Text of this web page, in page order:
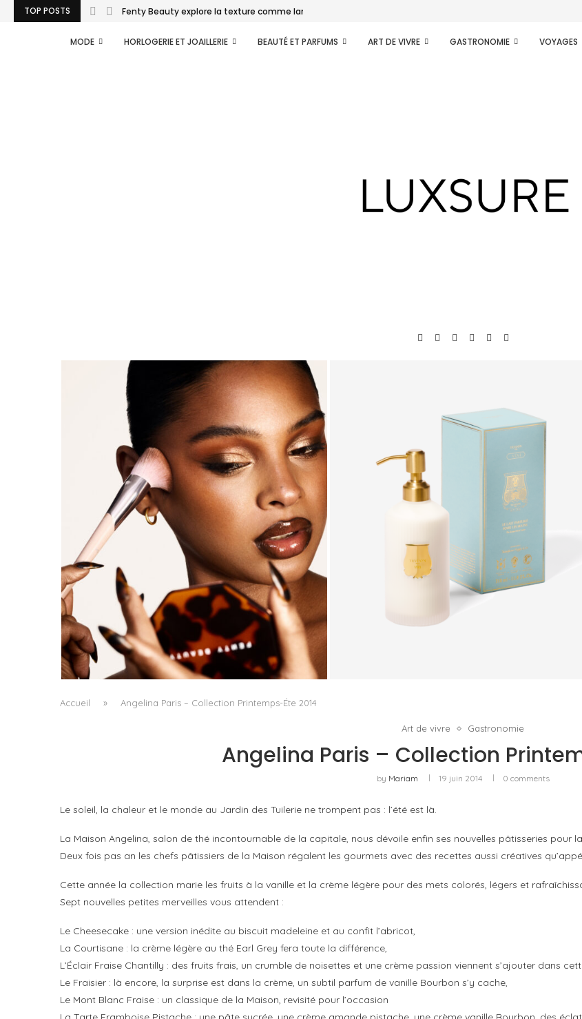
TOP POSTS Fenty Beauty explore la texture comme langage avec...
MODE HORLOGERIE ET JOAILLERIE BEAUTÉ ET PARFUMS ART DE VIVRE GASTRONOMIE VOYAGES
FENTY BEAUTY EXPLORE LA TEXTURE COMME
LANGAGE AVEC LE SUN STALK’R SOUFFLÉ...
byPascal Iakovou
TRUDON DÉPLACE LE PARFUM VERS LE GESTE
Accueil » Angelina Paris – Collection Printemps-Éte 2014
Art de vivre Gastronomie
Angelina Paris – Collection
by Mariam 19 juin 2014 0 comments
Le soleil, la chaleur et le monde au Jardin des Tuilerie ne trompent pas : l’été est là.
La Maison Angelina, salon de thé incontournable de la capitale, nous dévoile enfin ses nouvelles pâtisseries pour
Deux fois pas an les chefs pâtissiers de la Maison régalent les gourmets avec des recettes aussi créatives
Cette année la collection marie les fruits à la vanille et la crème légère pour des mets colorés, légers et
Sept nouvelles petites merveilles vous attendent :
Le Cheesecake : une version inédite au biscuit madeleine et au confit l’abricot,
La Courtisane : la crème légère au thé Earl Grey fera toute la différence,
L’Éclair Fraise Chantilly : des fruits frais, un crumble de noisettes et une crème passion viennent s’ajouter dans
Le Fraisier : là encore, la surprise est dans la crème, un subtil parfum de vanille Bourbon s’y cache,
Le Mont Blanc Fraise : un classique de la Maison, revisité pour l’occasion